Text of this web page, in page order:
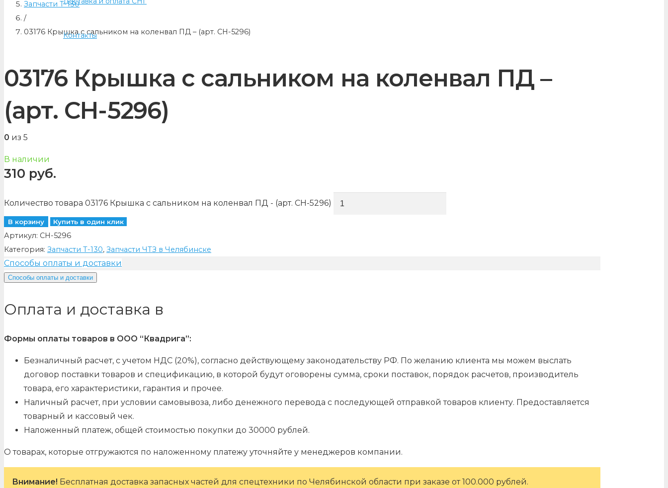
Контакты
Запчасти Т-130
/
03176 Крышка с сальником на коленвал ПД – (арт. CH-5296)
03176 Крышка с сальником на коленвал ПД –
(арт. CH-5296)
0 из 5
В наличии
310 руб.
Количество товара 03176 Крышка с сальником на коленвал ПД - (арт. CH-5296)
В корзину Купить в один клик
Артикул: CH-5296
Категория: Запчасти Т-130, Запчасти ЧТЗ в Челябинске
Способы оплаты и доставки
Способы оплаты и доставки
Оплата и доставка в
Формы оплаты товаров в ООО “Квадрига”:
Безналичный расчет, с учетом НДС (20%), согласно действующему законодательству РФ. По желанию клиента мы можем выслать
договор поставки товаров и спецификацию, в которой будут оговорены сумма, сроки поставок, порядок расчетов, производитель
товара, его характеристики, гарантия и прочее.
Наличный расчет, при условии самовывоза, либо денежного перевода с последующей отправкой товаров клиенту. Предоставляется
товарный и кассовый чек.
Наложенный платеж, общей стоимостью покупки до 30000 рублей.
О товарах, которые отгружаются по наложенному платежу уточняйте у менеджеров компании.
Внимание! Бесплатная доставка запасных частей для спецтехники по Челябинской области при заказе от 100.000 рублей.